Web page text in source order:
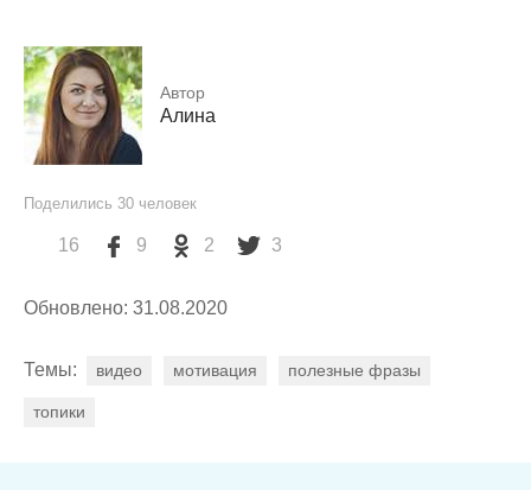
Автор
Алина
Поделились 30 человек
16 9 2 3
Обновлено: 31.08.2020
Темы: видео мотивация полезные фразы
топики